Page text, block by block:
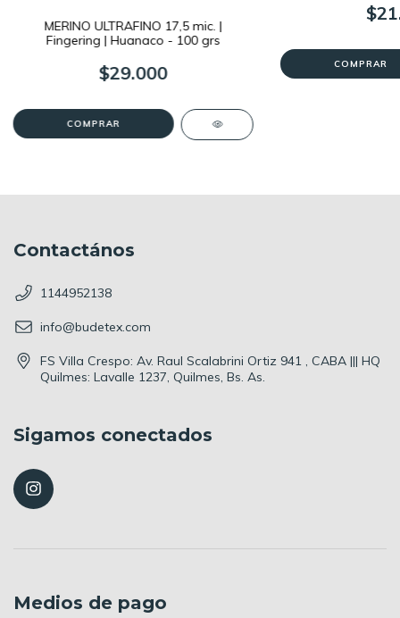
MERINO ULTRAFINO 17,5 mic. |
Fingering | Huanaco - 100 grs
$29.000
COMPRAR
COMPRAR
Contactános
1144952138
info@budetex.com
FS Villa Crespo: Av. Raul Scalabrini Ortiz 941 , CABA ||| HQ
Quilmes: Lavalle 1237, Quilmes, Bs. As.
Sigamos conectados
Medios de pago